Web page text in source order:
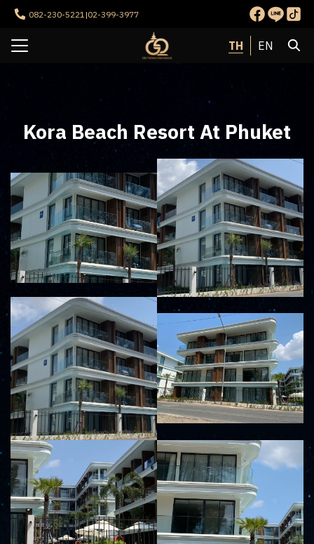
Skip
content
082-230-5221 |02-399-3977
TH EN
องเรา
า
Search
for:
Kora Beach Resort At Phuket